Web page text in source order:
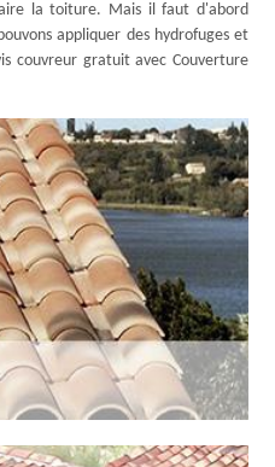
la toiture. Mais il faut d'abord
appliquer des hydrofuges et
couvreur gratuit avec Couverture